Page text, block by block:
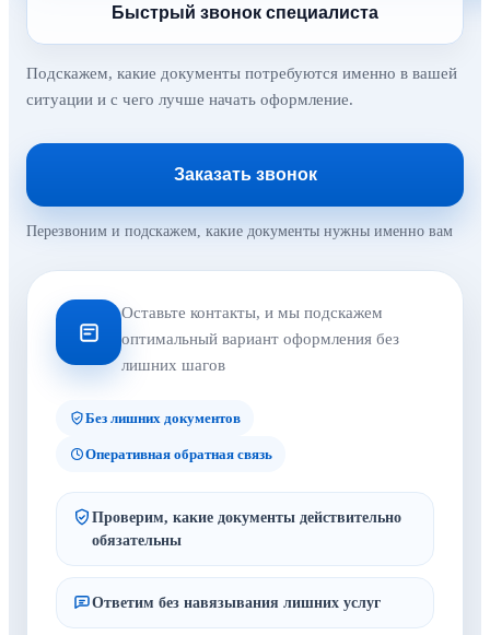
Быстрый звонок специалиста
Подскажем, какие документы потребуются именно в вашей
ситуации и с чего лучше начать оформление.
Заказать звонок
Перезвоним и подскажем, какие документы нужны именно вам
Оставьте контакты, и мы подскажем
оптимальный вариант оформления без
лишних шагов
Без лишних документов
Оперативная обратная связь
Проверим, какие документы действительно
обязательны
Ответим без навязывания лишних услуг